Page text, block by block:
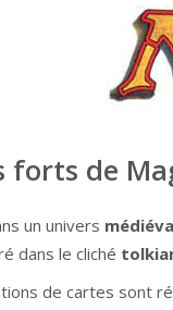
forts de
un univers
dans le cliché
de cartes sont